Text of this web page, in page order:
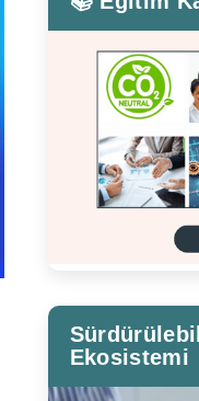
Ekosistemi